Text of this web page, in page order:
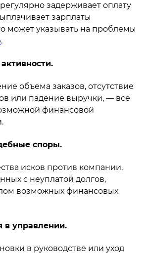
задерживает оплату
зарплаты
может указывать на проблемы
.
объема заказов, отсутствие
или падение выручки, — все
финансовой
споры.
исков против компании,
с неуплатой долгов,
возможных финансовых
в управлении.
в руководстве или уход